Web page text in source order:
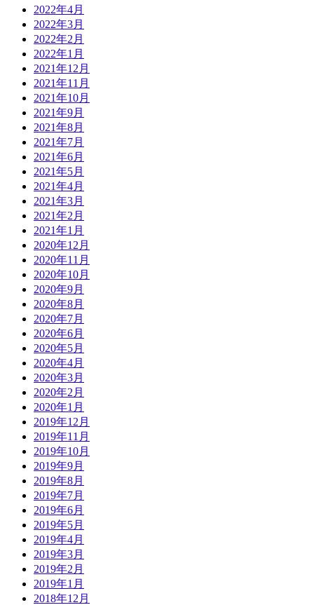
2022年4月
2022年3月
2022年2月
2022年1月
2021年12月
2021年11月
2021年10月
2021年9月
2021年8月
2021年7月
2021年6月
2021年5月
2021年4月
2021年3月
2021年2月
2021年1月
2020年12月
2020年11月
2020年10月
2020年9月
2020年8月
2020年7月
2020年6月
2020年5月
2020年4月
2020年3月
2020年2月
2020年1月
2019年12月
2019年11月
2019年10月
2019年9月
2019年8月
2019年7月
2019年6月
2019年5月
2019年4月
2019年3月
2019年2月
2019年1月
2018年12月